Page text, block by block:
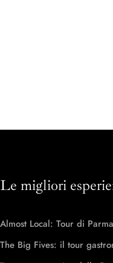
Le migliori
Almost Local: Tour di Parma
The Big Fives: il tour